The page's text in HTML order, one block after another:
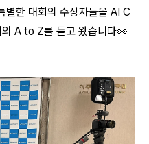
별한 대회의 수상자들을 AI C
A to Z를 듣고 왔습니다👀